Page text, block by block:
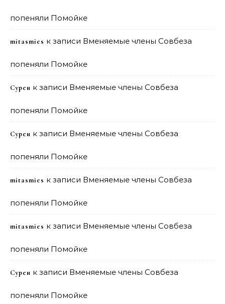
попеняли Помойке
mitasmies к записи Вменяемые члены Совбеза
попеняли Помойке
Сурен к записи Вменяемые члены Совбеза
попеняли Помойке
Сурен к записи Вменяемые члены Совбеза
попеняли Помойке
mitasmies к записи Вменяемые члены Совбеза
попеняли Помойке
mitasmies к записи Вменяемые члены Совбеза
попеняли Помойке
Сурен к записи Вменяемые члены Совбеза
попеняли Помойке